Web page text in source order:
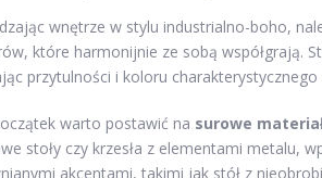
wnętrze w stylu industrialno-boho,
które harmonijnie ze sobą współgrają.
przytulności i koloru charakterystycznego
warto postawić na surowe
stoły czy krzesła z elementami metalu,
akcentami, takimi jak stół z